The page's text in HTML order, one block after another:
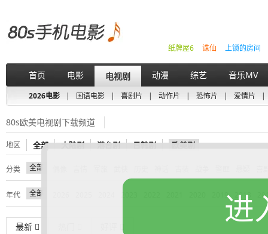
上锁的房间
诛仙
纸牌屋6
首页 电影 电视剧 动漫 综艺 音乐MV
2026电影 | 国语电影 | 喜剧片 | 动作片 | 恐怖片 | 爱情片 |
80s欧美电视剧下载频道
地区 全部 大陆剧 港台剧 日韩剧 欧美剧
分类 全部
年代 全部 2019 2018
最新
进